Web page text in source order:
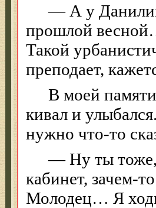
— А у
прошлой
Такой
преподает,
В моей
кивал и
нужно что-то
—Нуты
кабинет, зачем-
Молодец… Я